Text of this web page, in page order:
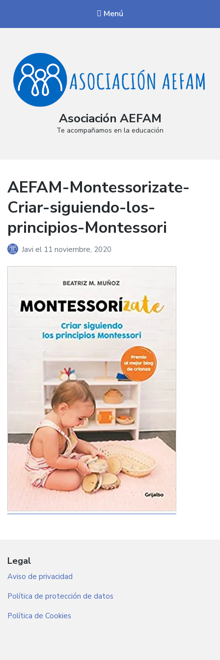
Menú
Asociación AEFAM
Te acompañamos en la educación
AEFAM-Montessorizate-
Criar-siguiendo-los-
principios-Montessori
Javi el 11 noviembre, 2020
Legal
Aviso de privacidad
Política de protección de datos
Política de Cookies